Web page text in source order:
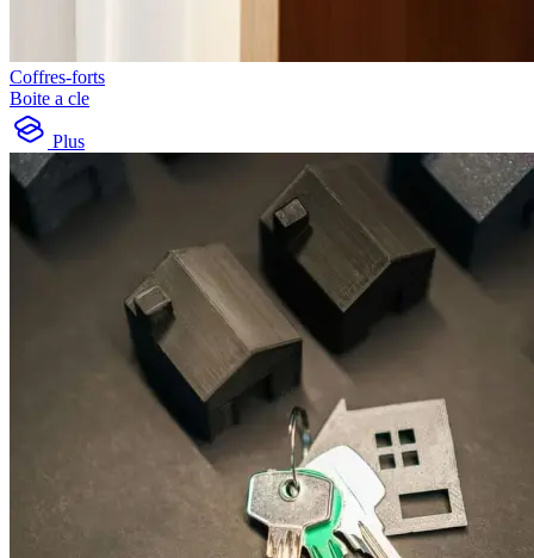
Coffres-forts
Boite a cle
Plus